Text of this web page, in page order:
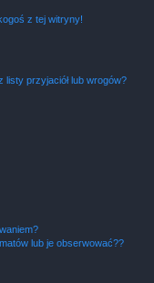
z tej witryny!
przyjaciół lub wrogów?
lub je obserwować??